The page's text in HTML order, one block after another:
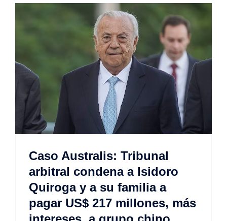
Caso Australis: Tribunal
arbitral condena a Isidoro
Quiroga y a su familia a
pagar US$ 217 millones, más